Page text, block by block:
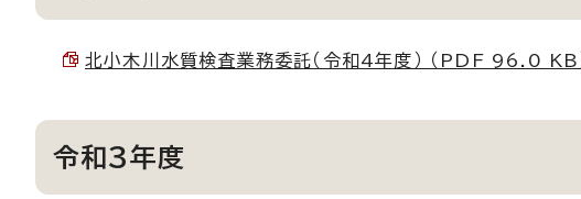
北小木川水質検査業務委託（令和4年度） （PDF 96.0 KB
令和3年度